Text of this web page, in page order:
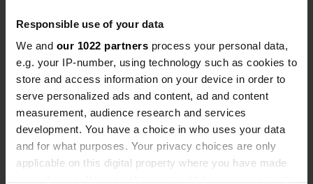
Responsible use of your data
We and our 1022 partners process your personal data,
e.g. your IP-number, using technology such as cookies to
store and access information on your device in order to
serve personalized ads and content, ad and content
measurement, audience research and services
development. You have a choice in who uses your data
and for what purposes. Your privacy choices are only
applicable on this digital property where you have made
Coordinate
44° 54' 17" N 8° 21' 52" E
44.90486 8.36454
Copia
Codice sito
11352
Upgrade a PRO+
per tutti i dettagli di contatto PRO+